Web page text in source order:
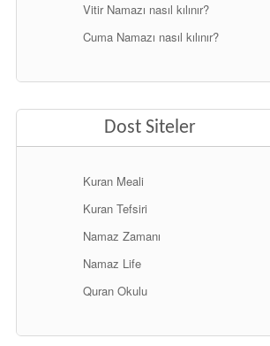
Vitir Namazı nasıl kılınır?
Cuma Namazı nasıl kılınır?
Dost Siteler
Kuran Meali
Kuran Tefsiri
Namaz Zamanı
Namaz Life
Quran Okulu